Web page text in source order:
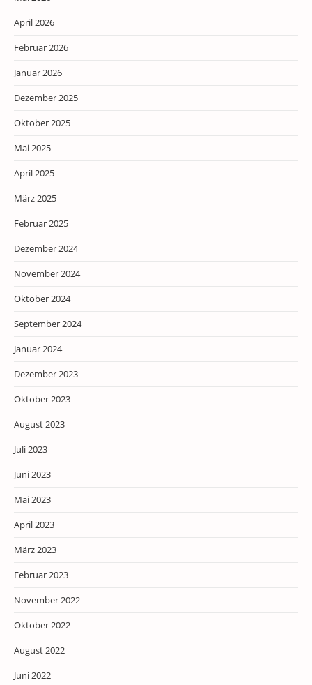
April 2026
Februar 2026
Januar 2026
Dezember 2025
Oktober 2025
Mai 2025
April 2025
März 2025
Februar 2025
Dezember 2024
November 2024
Oktober 2024
September 2024
Januar 2024
Dezember 2023
Oktober 2023
August 2023
Juli 2023
Juni 2023
Mai 2023
April 2023
März 2023
Februar 2023
November 2022
Oktober 2022
August 2022
Juni 2022